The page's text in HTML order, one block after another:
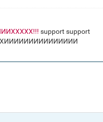
support support